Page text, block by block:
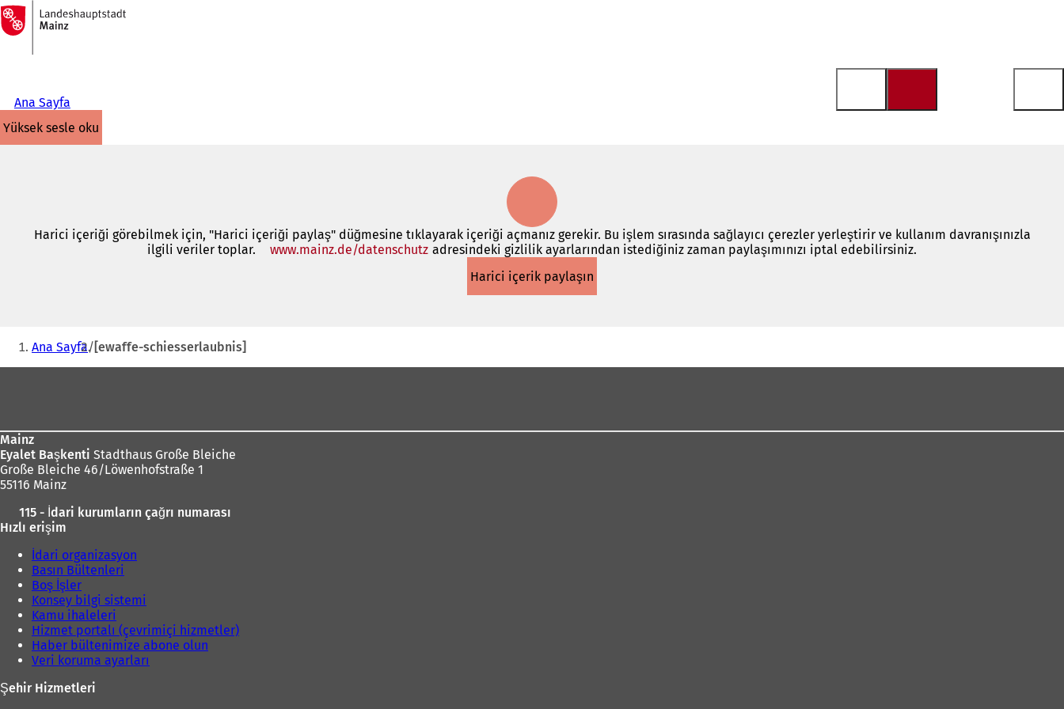
İçeriğe atla
Ana
sayfaya
Ana Sayfa
yüksek sesle oku
Harici içeriği görebilmek için, "Harici içeriği paylaş" düğmesine tıklayarak içeriği açmanız gerekir. Bu işlem sırasında sağlayıcı çerezler yerleştirir ve kullanım davranışınızla
ilgili veriler toplar.
www.mainz.de/datenschutz(Yeni
sekmede
adresindeki gizlilik ayarlarından istediğiniz zaman paylaşımınızı iptal edebilirsiniz.
Harici içerik paylaşın
Buradasınız:
Ana Sayfa [ewaffe-schiesserlaubnis]
Mainz
Eyalet Başkenti Stadthaus Große Bleiche
Große Bleiche 46/Löwenhofstraße 1
55116 Mainz
115 - İdari kurumların çağrı numarası
Hızlı erişim
İdari organizasyon
Basın Bültenleri
Boş İşler
Konsey bilgi sistemi
Kamu ihaleleri
Hizmet portalı (çevrimiçi hizmetler)
Haber bültenimize abone olun
Veri koruma ayarları
Şehir Hizmetleri